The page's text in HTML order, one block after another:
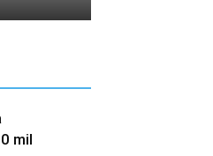
mil